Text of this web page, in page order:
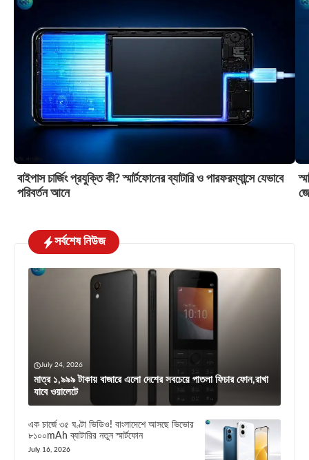
বাইপাস চার্জিং প্রযুক্তি কী? স্মার্টফোনের ব্যাটারি ও পারফরম্যান্সে যেভাবে
পরিবর্তন আনে
সর্বশেষ নিউজ
July 24, 2026
মাত্র ১,৯৯৯ টাকায় বাজারে এলো দেশের সবচেয়ে পাতলা ফিচার ফোন,রাখা
যাবে ওয়ালেটে
এক চার্জে ৩৫ ঘণ্টা ভিডিও! বাংলাদেশে আসছে ভিভোর
৮১০০mAh ব্যাটারির নতুন স্মার্টফোন
July 16, 2026